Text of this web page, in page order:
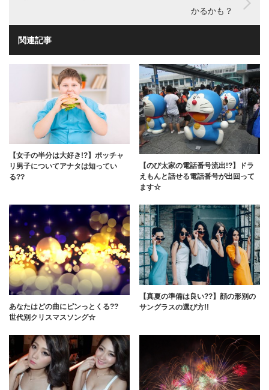
かるかも？
関連記事
【女子の半分は大好き!?】ポッチャ
リ男子についてアナタは知ってい
る??
【のび太家の電話番号流出!?】ドラ
えもんと話せる電話番号が出回って
ます☆
あなたはどの曲にピンっとくる??
世代別クリスマスソング☆
【真夏の準備は良い??】顔の形別の
サングラスの選び方!!